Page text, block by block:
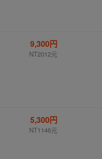
9,300円
NT2012元
5,300円
NT1146元